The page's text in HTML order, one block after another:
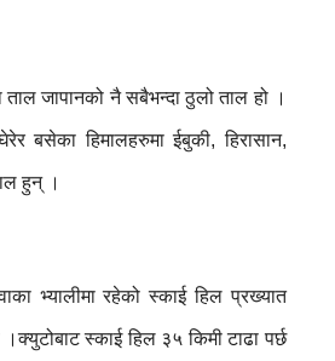
ताल जापानको नै सबैभन्दा ठुलो ताल हो ।
बसेका हिमालहरुमा ईबुकी, हिरासान,
हुन् ।
भ्यालीमा रहेको स्काई हिल प्रख्यात
स्काई हिल ३५ किमी टाढा पर्छ